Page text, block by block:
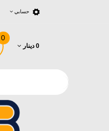
حسابي
0
0 دينار